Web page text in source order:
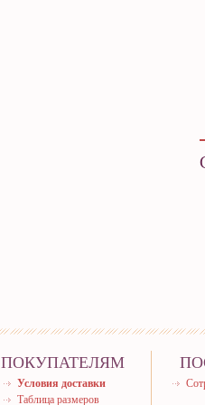
ПОКУПАТЕЛЯМ
Условия доставки
Таблица размеров